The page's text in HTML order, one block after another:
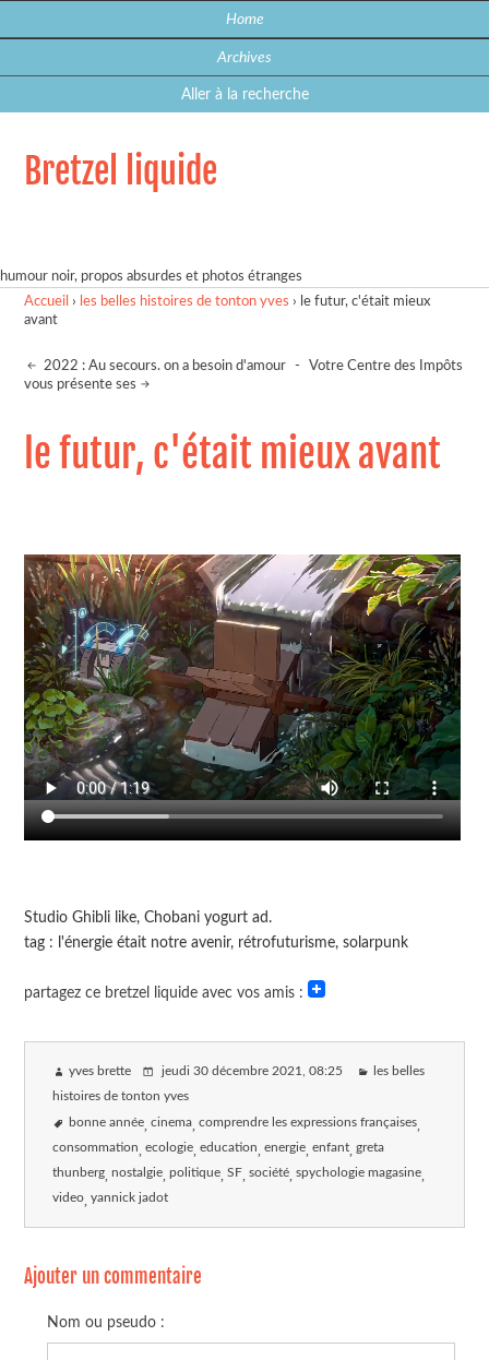
Home
Archives
Aller à la recherche
Bretzel liquide
humour noir, propos absurdes et photos étranges
Accueil › les belles histoires de tonton yves › le futur, c'était mieux
avant
2022 : Au secours. on a besoin d'amour -
Votre Centre des Impôts
vous présente ses
le futur, c'était mieux avant
Studio Ghibli like, Chobani yogurt ad.
tag : l'énergie était notre avenir, rétrofuturisme, solarpunk
partagez ce bretzel liquide avec vos amis :
yves brette jeudi 30 décembre 2021 , 08:25 les belles
histoires de tonton yves
bonne année cinema comprendre les expressions françaises
consommation ecologie education energie enfant greta
thunberg nostalgie politique SF société spychologie magasine
video yannick jadot
Ajouter un commentaire
Nom ou pseudo :